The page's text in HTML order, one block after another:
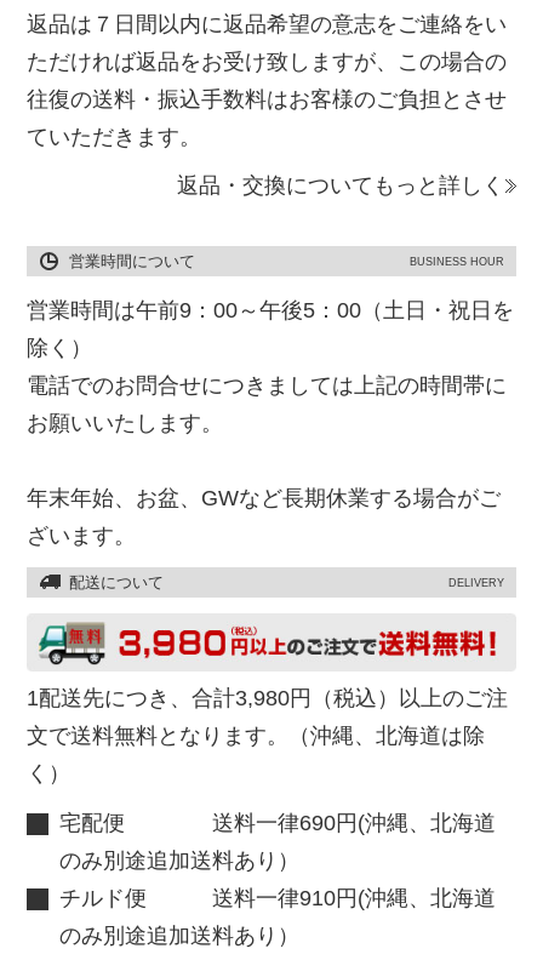
返品は７日間以内に返品希望の意志をご連絡をい
ただければ返品をお受け致しますが、この場合の
往復の送料・振込手数料はお客様のご負担とさせ
ていただきます。
返品・交換についてもっと詳しく
営業時間について BUSINESS HOUR
営業時間は午前9：00～午後5：00（土日・祝日を
除く）
電話でのお問合せにつきましては上記の時間帯に
お願いいたします。
年末年始、お盆、GWなど長期休業する場合がご
ざいます。
配送について DELIVERY
1配送先につき、合計3,980円（税込）以上のご注
文で送料無料となります。（沖縄、北海道は除
く）
宅配便 送料一律690円(沖縄、北海道
のみ別途追加送料あり）
チルド便 送料一律910円(沖縄、北海道
のみ別途追加送料あり）